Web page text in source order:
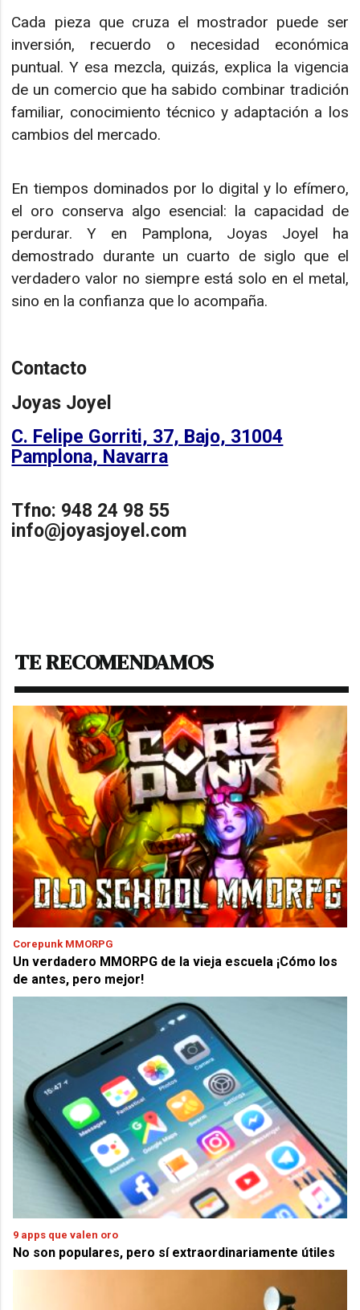
Cada pieza que cruza el mostrador puede ser
inversión, recuerdo o necesidad económica
puntual. Y esa mezcla, quizás, explica la vigencia
de un comercio que ha sabido combinar tradición
familiar, conocimiento técnico y adaptación a los
cambios del mercado.
En tiempos dominados por lo digital y lo efímero,
el oro conserva algo esencial: la capacidad de
perdurar. Y en Pamplona, Joyas Joyel ha
demostrado durante un cuarto de siglo que el
verdadero valor no siempre está solo en el metal,
sino en la confianza que lo acompaña.
Contacto
Joyas Joyel
C. Felipe Gorriti, 37, Bajo, 31004
Pamplona, Navarra
Tfno: 948 24 98 55
info@joyasjoyel.com
TE RECOMENDAMOS
Corepunk MMORPG
Un verdadero MMORPG de la vieja escuela ¡Cómo los
de antes, pero mejor!
9 apps que valen oro
No son populares, pero sí extraordinariamente útiles